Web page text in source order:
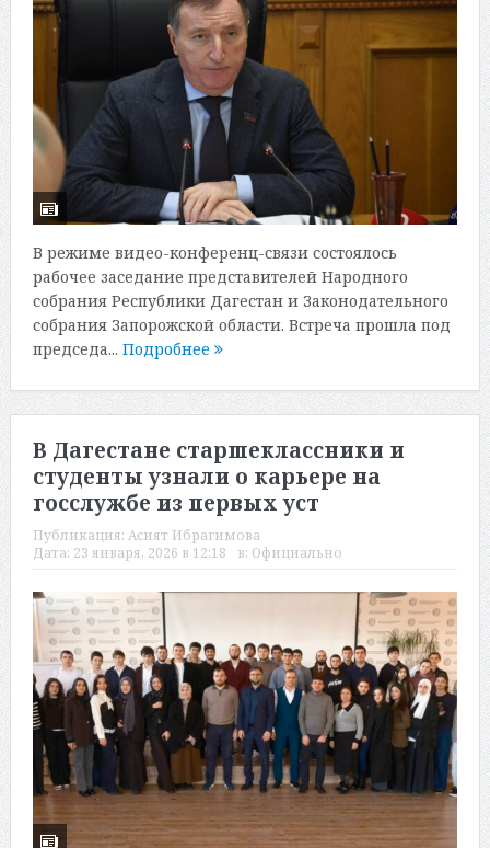
В режиме видео-конференц-связи состоялось
рабочее заседание представителей Народного
собрания Республики Дагестан и Законодательного
собрания Запорожской области. Встреча прошла под
председа... Подробнее
В Дагестане старшеклассники и
студенты узнали о карьере на
госслужбе из первых уст
Публикация: Асият Ибрагимова
Дата: 23 января, 2026 в 12:18 в: Официально